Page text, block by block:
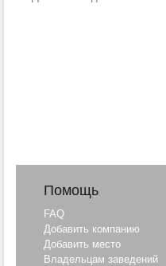
Помощь
FAQ
Добавить компанию
Добавить место
Владельцам заведений